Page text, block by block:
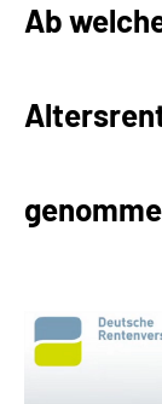
Beratung &
Experten
Language
Ab